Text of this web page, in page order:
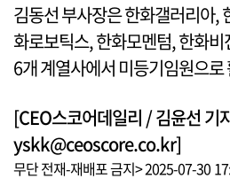
김동선 부사장은 한화갤러리아,
화로보틱스, 한화모멘텀, 한화
6개 계열사에서 미등기임원으로
[CEO스코어데일리 / 김윤선 기
yskk@ceoscore.co.kr]
무단 전재-재배포 금지> 2025-07-30